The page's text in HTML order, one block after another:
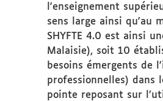
l'enseignement
sens large ainsi qu'au
SHYFTE 4.0 est ainsi
Malaisie), soit 10
besoins émergents de
professionnelles) dans
pointe reposant sur